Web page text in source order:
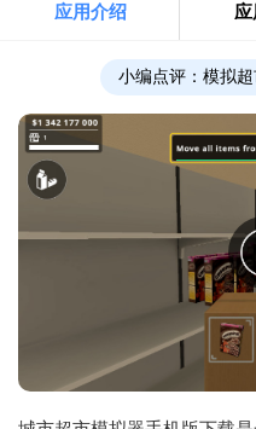
应用介绍
小编点评： 模拟超